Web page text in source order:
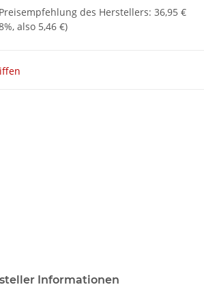
des Herstellers: 36,95 €
, also 5,46 €)
Informationen